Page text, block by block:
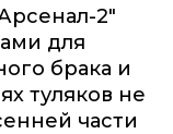
2"
для
брака и
туляков не
части